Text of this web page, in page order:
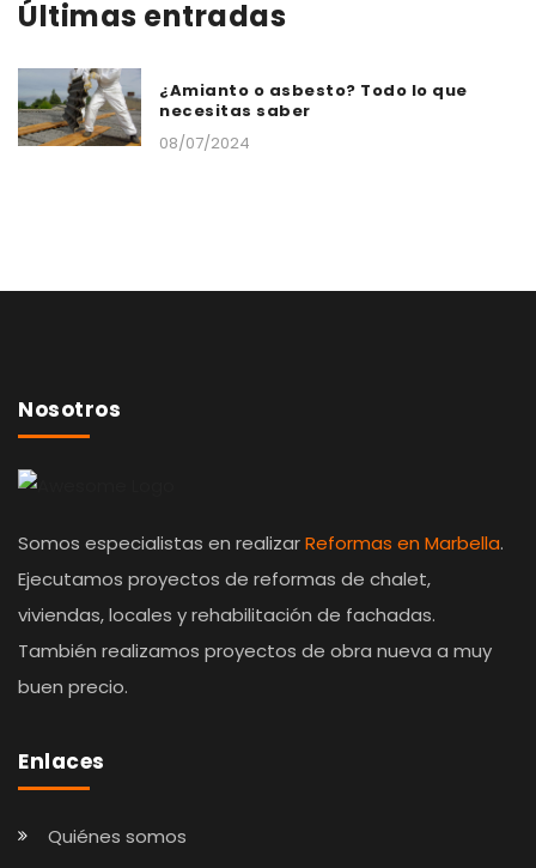
Últimas entradas
¿Amianto o asbesto? Todo lo que
necesitas saber
08/07/2024
Nosotros
Somos especialistas en realizarReformas en Marbella.
Ejecutamos proyectos de reformas de chalet,
viviendas, locales y rehabilitación de fachadas.
También realizamos proyectos de obra nueva a muy
buen precio.
Enlaces
Quiénes somos